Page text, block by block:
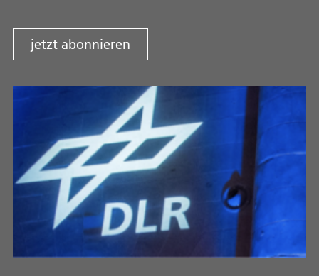
jetzt abonnieren